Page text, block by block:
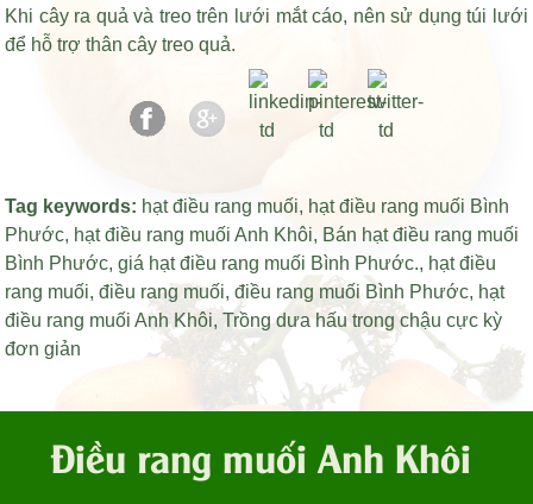
Khi cây ra quả và treo trên lưới mắt cáo, nên sử dụng túi lưới
để hỗ trợ thân cây treo quả.
Tag keywords: hạt điều rang muối, hạt điều rang muối Bình
Phước, hạt điều rang muối Anh Khôi, Bán hạt điều rang muối
Bình Phước,giá hạt điều rang muối Bình Phước., hạt điều
rang muối,điều rang muối,điều rang muối Bình Phước, hạt
điều rang muối Anh Khôi,Trồng dưa hấu trong chậu cực kỳ
đơn giản
Điều rang muối Anh Khôi